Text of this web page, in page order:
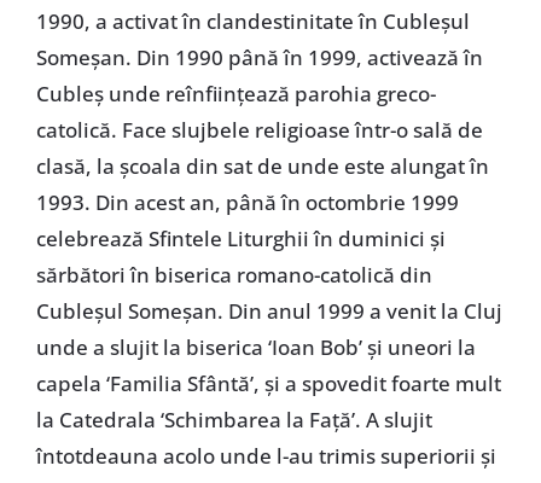
1990, a activat în clandestinitate în Cubleşul
Someşan. Din 1990 până în 1999, activează în
Cubleş unde reînfiinţează parohia greco-
catolică. Face slujbele religioase într-o sală de
clasă, la şcoala din sat de unde este alungat în
1993. Din acest an, până în octombrie 1999
celebrează Sfintele Liturghii în duminici şi
sărbători în biserica romano-catolică din
Cubleşul Someşan. Din anul 1999 a venit la Cluj
unde a slujit la biserica ‘Ioan Bob’ şi uneori la
capela ‘Familia Sfântă’, şi a spovedit foarte mult
la Catedrala ‘Schimbarea la Faţă’. A slujit
întotdeauna acolo unde l-au trimis superiorii şi